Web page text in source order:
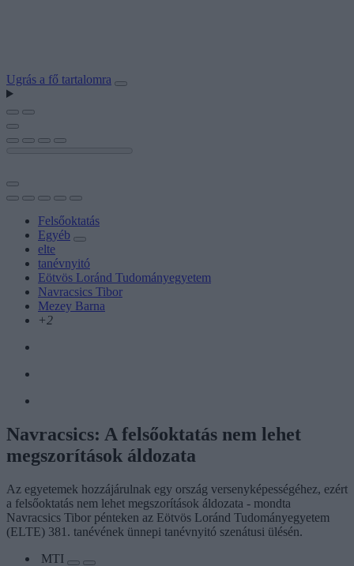
Ugrás a fő tartalomra
Felsőoktatás
Egyéb
elte
tanévnyitó
Eötvös Loránd Tudományegyetem
Navracsics Tibor
Mezey Barna
+2
Navracsics: A felsőoktatás nem lehet
megszorítások áldozata
Az egyetemek hozzájárulnak egy ország versenyképességéhez, ezért
a felsőoktatás nem lehet megszorítások áldozata - mondta
Navracsics Tibor pénteken az Eötvös Loránd Tudományegyetem
(ELTE) 381. tanévének ünnepi tanévnyitó szenátusi ülésén.
MTI